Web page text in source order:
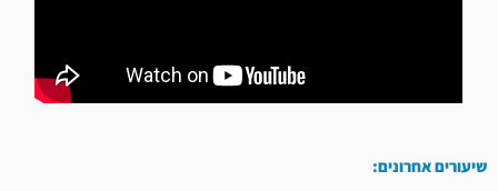
שיעורים אחרונים: